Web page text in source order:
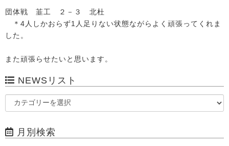
団体戦 韮工 ２－３ 北杜
＊4人しかおらず1人足りない状態ながらよく頑張ってくれま
した。
また頑張らせたいと思います。
NEWSリスト
月別検索